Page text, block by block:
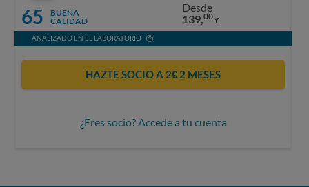
65
BUENA
CALIDAD
Desde
139,00 €
ANALIZADO EN EL LABORATORIO
HAZTE SOCIO A 2€ 2 MESES
¿Eres socio? Accede a tu cuenta